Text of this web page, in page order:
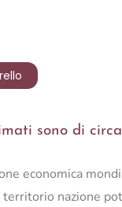
sono di
economica
nazione